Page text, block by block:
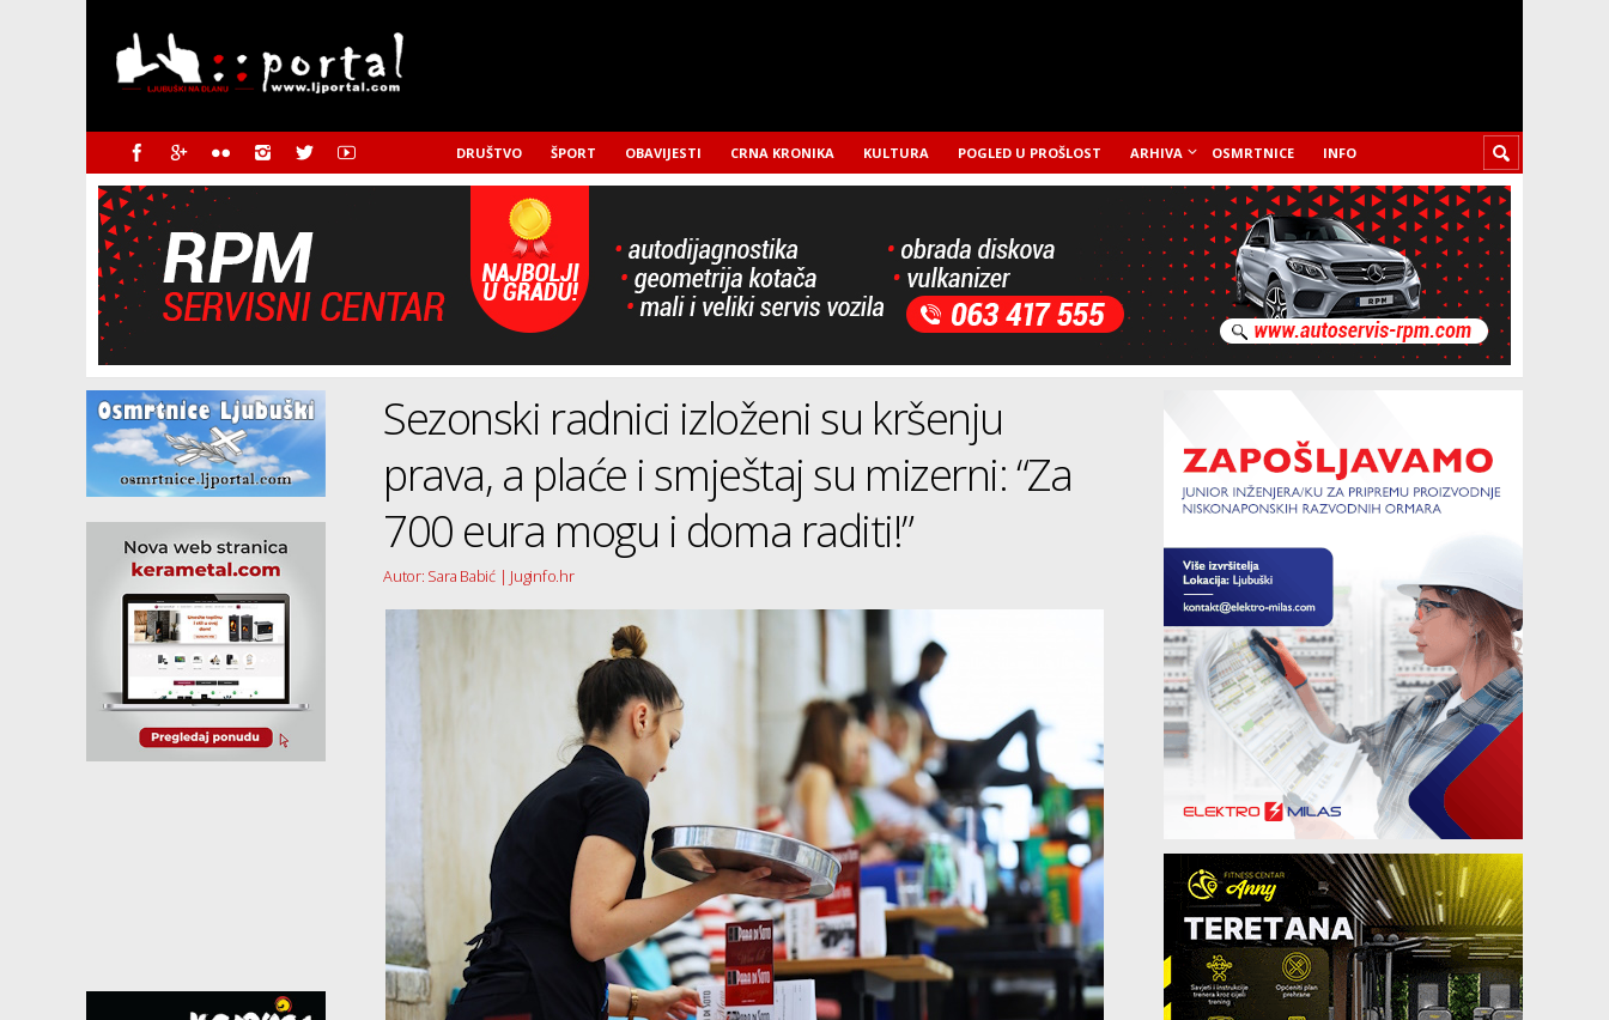
DRUŠTVO ŠPORT OBAVIJESTI CRNA KRONIKA KULTURA POGLED U PROŠLOST ARHIVA OSMRTNICE INFO
Sezonski radnici izloženi su kršenju
prava, a plaće i smještaj su mizerni: “Za
700 eura mogu i doma raditi!”
Autor: Sara Babić | Juginfo.hr